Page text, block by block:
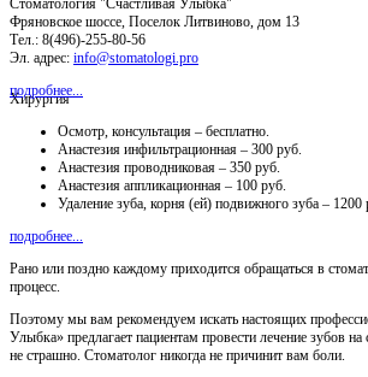
Хирургия
Осмотр, консультация – бесплатно.
Анастезия инфильтрационная – 300 руб.
Анастезия проводниковая – 350 руб.
Анастезия аппликационная – 100 руб.
Удаление зуба, корня (ей) подвижного зуба – 1200
подробнее...
Фряновское шоссе, Поселок Литвиново, дом 13
Тел.: 8(496)-255-80-56
Эл. адрес: info@stomatologi.pro
подробнее...
Рано или поздно каждому приходится обращаться в
процесс.
Поэтому мы вам рекомендуем искать настоящих
Улыбка» предлагает пациентам провести лечение зубов
не страшно. Стоматолог никогда не причинит вам боли.